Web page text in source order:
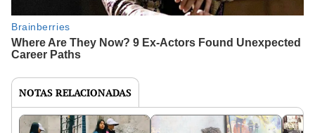
NOTAS RELACIONADAS